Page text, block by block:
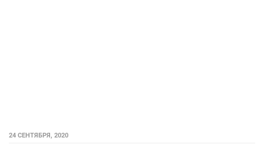
24 СЕНТЯБРЯ, 2020